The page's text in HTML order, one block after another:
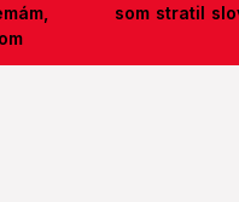
som stratil